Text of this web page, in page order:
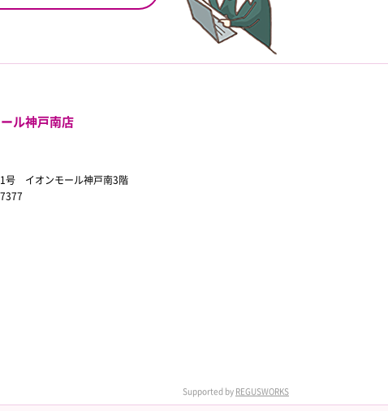
ル神戸南店
号 イオンモール神戸南3階
Supported by REGUSWORKS